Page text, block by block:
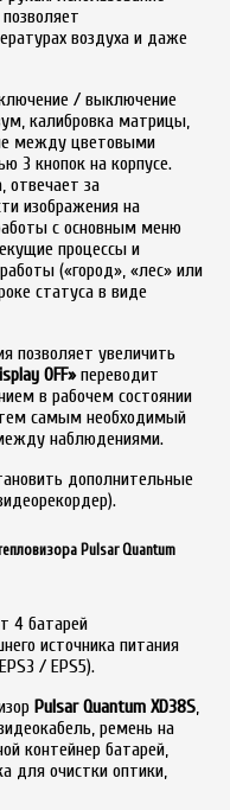
воздуха и даже
/ выключение
калибровка матрицы,
между цветовыми
3 кнопок на корпусе.
отвечает за
изображения на
с основным меню
процессы и
(«город», «лес» или
статуса в виде
позволяет увеличить
OFF»переводит
в рабочем состоянии
тем самым необходимый
наблюдениями.
дополнительные
Pulsar Quantum
4 батарей
источника питания
/ EPS5).
Pulsar Quantum XD38S,
ремень на
контейнер батарей,
для очистки оптики,